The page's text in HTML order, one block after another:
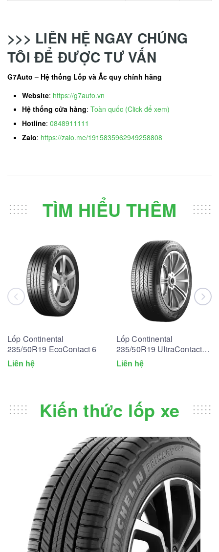
>>> LIÊN HỆ NGAY CHÚNG
TÔI ĐỂ ĐƯỢC TƯ VẤN
G7Auto – Hệ thống Lốp và Ắc quy chính hãng
Website: https://g7auto.vn
Hệ thống cửa hàng: Toàn quốc (Click để xem)
Hotline: 0848911111
Zalo: https://zalo.me/1915835962949258808
TÌM HIỂU THÊM
Lốp Continental
235/50R19 EcoContact 6
Liên hệ
Lốp Continental
235/50R19 UltraContact
UC6
Liên hệ
Kiến thức lốp xe